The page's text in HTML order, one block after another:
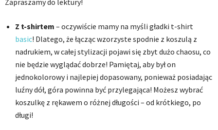
Zapraszamy do lektury!
Z t-shirtem – oczywiście mamy na myśli gładki t-shirt
basic! Dlatego, że łącząc wzorzyste spodnie z koszulą z
nadrukiem, w całej stylizacji pojawi się zbyt dużo chaosu, co
nie będzie wyglądać dobrze! Pamiętaj, aby był on
jednokolorowy i najlepiej dopasowany, ponieważ posiadając
luźny dół, góra powinna być przylegająca! Możesz wybrać
koszulkę z rękawem o różnej długości – od krótkiego, po
długi!